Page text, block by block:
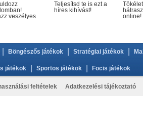
veszélyes
Teljesítsd te is ezt a
híres kihívást!
online!
Böngészős játékok Stratégiai játékok
játékok Sportos játékok Focis játékok
feltételek Adatkezelési tájékoztató